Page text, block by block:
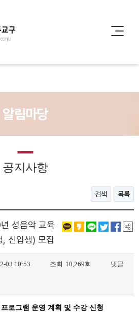
구
알림마당
공지사항
검색 목록
성음악 교육
신입생) 모집
03 10:53 조회 10,269회 댓글
로그램 운영 계획 및 수강 신청